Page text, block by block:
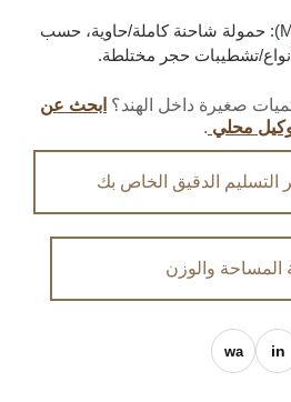
حمولة شاحنة كاملة/حاوية، حسب
تشطيبات حجر مختلطة.
صغيرة داخل الهند؟ ابحث عن
محلي .
الدقيق الخاص بك
المساحة والوزن